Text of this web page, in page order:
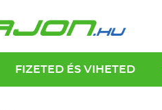
FIZETED ÉS VIHETED